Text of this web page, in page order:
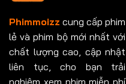
Phimmoizz cung cấp phim
lẻ và phim bộ mới nhất với
chất lượng cao, cập nhật
liên tục, cho bạn trải
nghiệm xem phim miễn phí